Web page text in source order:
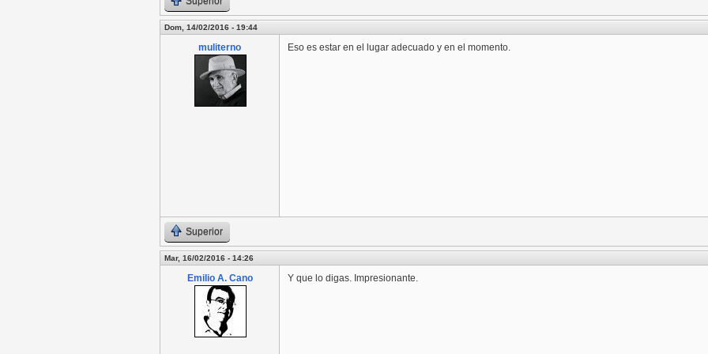
Dom, 14/02/2016 - 19:44
muliterno
Eso es estar en el lugar adecuado y en el momento.
Superior
Mar, 16/02/2016 - 14:26
Emilio A. Cano
Y que lo digas. Impresionante.